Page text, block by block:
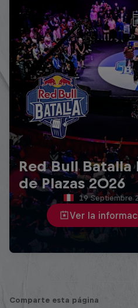
Red Bull Batalla
de Plazas 2026
Ver la
19 Septiembre
Comparte esta página